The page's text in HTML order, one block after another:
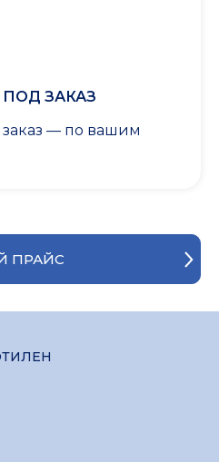
ЗАКАЗ
заказ — по вашим
ПРАЙС